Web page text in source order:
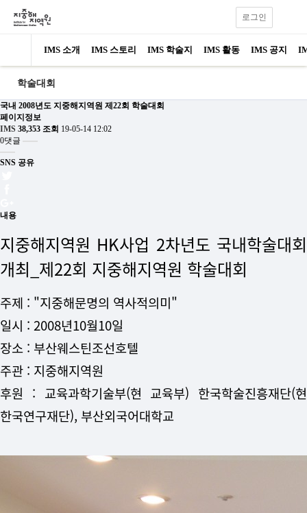
IMS 소개 IMS 스토리 IMS 학술지 IMS 활동 IMS 공지
로그인
학술대회
국내 2008년도 지중해지역원 제22회 학술대회
페이지정보
IMS 38,353 조회 19-05-14 12:02
0댓글
SNS 공유
내용
지중해지역원 HK사업 2차년도 국내학술대회
개최 _제22회 지중해지역원 학술대회
주제 : "지중해문명의 역사적의미"
일시 : 2008년10월10일
장소 : 부산웨스틴조선호텔
주관 : 지중해지역원
후원 : 교육과학기술부(현 교육부) 한국학술진흥재단(현
한국연구재단), 부산외국어대학교